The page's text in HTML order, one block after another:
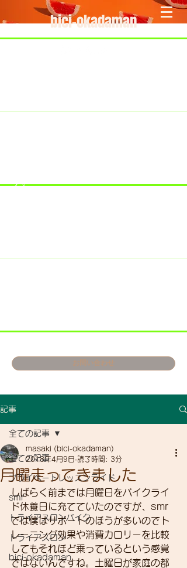
bici-okadaman
す。
お問い合わせ
記事
全ての記事
プライベートレッスンライド
smr
トライアスロンバイク
トライアスロン
bici-okadaman
全ての記事
月曜走ってきました
masaki (bici-okadaman)
2018年4月9日 読了時間: 3分
しばらく前までは月曜日をバイクライ
ド休養日に充てていたのですが、smr
では僕はサポートのほうが多いのでト
レーニング効果や消費カロリーを比較
してもそれほど乗っているという感覚
ではないんですね。土曜日が家庭の都